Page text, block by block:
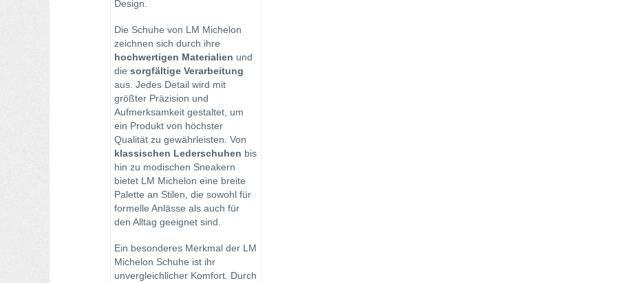
Design.
Die Schuhe von LM Michelon
zeichnen sich durch ihre
hochwertigen Materialien und
die sorgfältige Verarbeitung
aus. Jedes Detail wird mit
größter Präzision und
Aufmerksamkeit gestaltet, um
ein Produkt von höchster
Qualität zu gewährleisten. Von
klassischen Lederschuhen bis
hin zu modischen Sneakern
bietet LM Michelon eine breite
Palette an Stilen, die sowohl für
formelle Anlässe als auch für
den Alltag geeignet sind.
Ein besonderes Merkmal der LM
Michelon Schuhe ist ihr
unvergleichlicher Komfort. Durch